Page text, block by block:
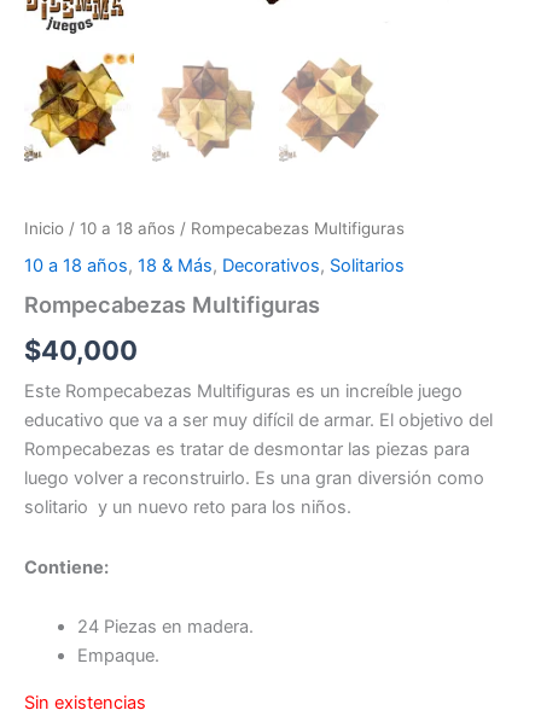
Inicio / 10 a 18 años / Rompecabezas Multifiguras
10 a 18 años, 18 & Más, Decorativos, Solitarios
Rompecabezas Multifiguras
$40,000
Este Rompecabezas Multifiguras es un increíble juego
educativo que va a ser muy difícil de armar. El objetivo del
Rompecabezas es tratar de desmontar las piezas para
luego volver a reconstruirlo. Es una gran diversión como
solitario y un nuevo reto para los niños.
Contiene:
24 Piezas en madera.
Empaque.
Sin existencias